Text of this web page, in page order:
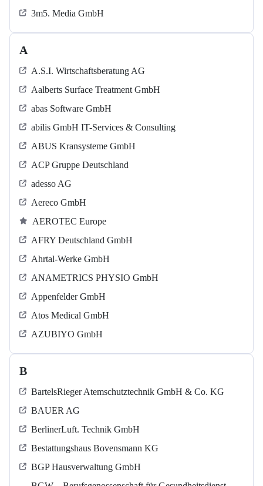
3m5. Media GmbH
A
A.S.I. Wirtschaftsberatung AG
Aalberts Surface Treatment GmbH
abas Software GmbH
abilis GmbH IT-Services & Consulting
ABUS Kransysteme GmbH
ACP Gruppe Deutschland
adesso AG
Aereco GmbH
AEROTEC Europe
AFRY Deutschland GmbH
Ahrtal-Werke GmbH
ANAMETRICS PHYSIO GmbH
Appenfelder GmbH
Atos Medical GmbH
AZUBIYO GmbH
B
BartelsRieger Atemschutztechnik GmbH & Co. KG
BAUER AG
BerlinerLuft. Technik GmbH
Bestattungshaus Bovensmann KG
BGP Hausverwaltung GmbH